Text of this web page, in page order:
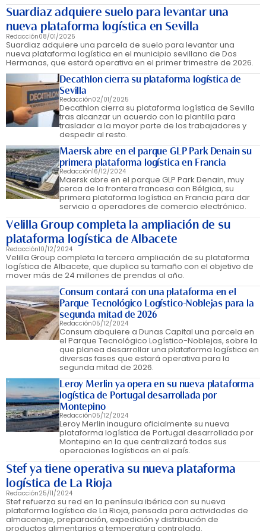
Suardiaz adquiere suelo para levantar una
nueva plataforma logística en Sevilla
Redacción08/01/2025
Suardiaz adquiere una parcela de suelo para levantar una
nueva plataforma logística en el municipio sevillano de Dos
Hermanas, que estará operativa en el primer trimestre de 2026.
Decathlon cierra su plataforma logística de
Sevilla
Redacción02/01/2025
Decathlon cierra su plataforma logística de Sevilla
tras alcanzar un acuerdo con la plantilla para
trasladar a la mayor parte de los trabajadores y
despedir al resto.
Maersk abre en el parque GLP Park Denain su
primera plataforma logística en Francia
Redacción16/12/2024
Maersk abre en el parque GLP Park Denain, muy
cerca de la frontera francesa con Bélgica, su
primera plataforma logística en Francia para dar
servicio a operadores de comercio electrónico.
Velilla Group completa la ampliación de su
plataforma logística de Albacete
Redacción10/12/2024
Velilla Group completa la tercera ampliación de su plataforma
logística de Albacete, que duplica su tamaño con el objetivo de
mover más de 24 millones de prendas al año.
Consum contará con una plataforma en el
Parque Tecnológico Logístico-Noblejas para la
segunda mitad de 2026
Redacción05/12/2024
Consum abquiere a Dunas Capital una parcela en
el Parque Tecnológico Logístico-Noblejas, sobre la
que planea desarrollar una plataforma logística en
diversas fases que estará operativa para la
segunda mitad de 2026.
Leroy Merlin ya opera en su nueva plataforma
logística de Portugal desarrollada por
Montepino
Redacción05/12/2024
Leroy Merlin inaugura oficialmente su nueva
plataforma logística de Portugal desarrollada por
Montepino en la que centralizará todas sus
operaciones logísticas en el país.
Stef ya tiene operativa su nueva plataforma
logística de La Rioja
Redacción25/11/2024
Stef refuerza su red en la península ibérica con su nueva
plataforma logística de La Rioja, pensada para actividades de
almacenaje, preparación, expedición y distribución de
productos alimentarios a temperatura controlada.